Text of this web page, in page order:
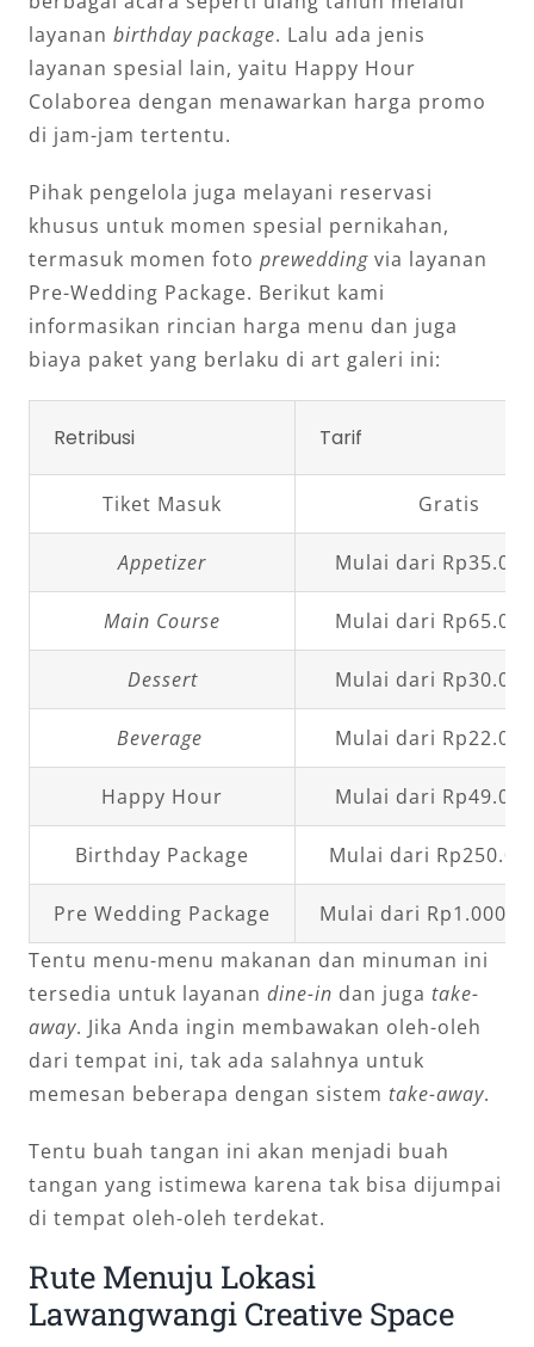
layanan birthday package. Lalu ada jenis
layanan spesial lain, yaitu Happy Hour
Colaborea dengan menawarkan harga promo
di jam-jam tertentu.
Pihak pengelola juga melayani reservasi
khusus untuk momen spesial pernikahan,
termasuk momen foto prewedding via layanan
Pre-Wedding Package. Berikut kami
informasikan rincian harga menu dan juga
biaya paket yang berlaku di art galeri ini:
Retribusi Tarif
Tiket Masuk Gratis
Appetizer Mulai dari
Main Course Mulai dari
Dessert Mulai dari
Beverage Mulai dari
Happy Hour Mulai dari
Birthday Package Mulai dari
Pre Wedding Package
Mulai dari
Tentu menu-menu makanan dan minuman ini
tersedia untuk layanan dine-in dan juga take-
away. Jika Anda ingin membawakan oleh-oleh
dari tempat ini, tak ada salahnya untuk
memesan beberapa dengan sistem take-away.
Tentu buah tangan ini akan menjadi buah
tangan yang istimewa karena tak bisa dijumpai
di tempat oleh-oleh terdekat.
Rute Menuju Lokasi
Lawangwangi Creative Space